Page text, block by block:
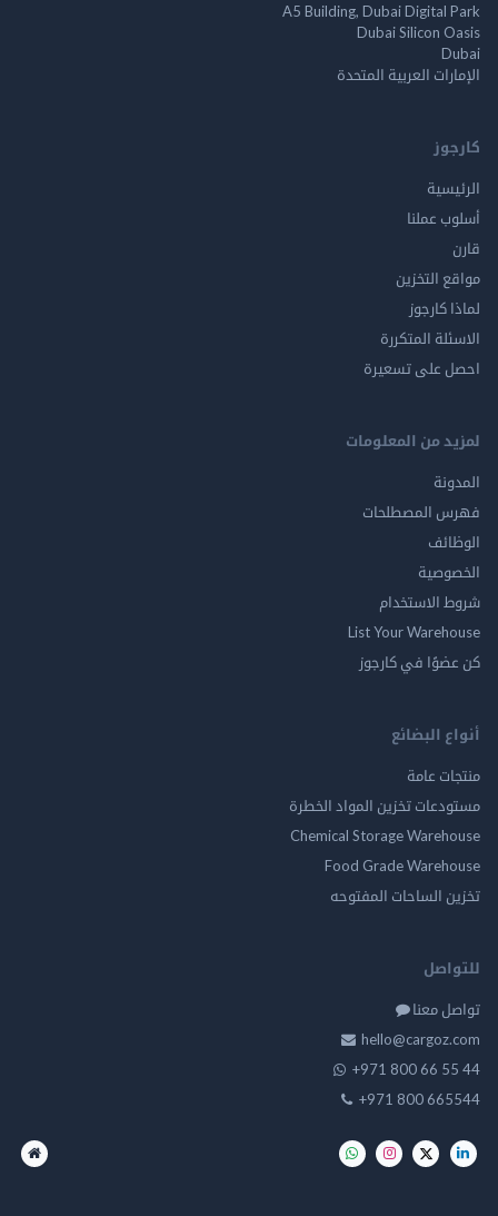
A5 Building, Dubai Digital Park
Dubai Silicon Oasis
Dubai
الإمارات العربية المتحدة
كارجوز
الرئيسية
أسلوب عملنا
قارن
مواقع التخزين
لماذا كارجوز
الاسئلة المتكررة
احصل على تسعيرة
لمزيد من المعلومات
المدونة
فهرس المصطلحات
الوظائف
الخصوصية
شروط الاستخدام
List Your Warehouse
كن عضوًا في كارجوز
أنواع البضائع
منتجات عامة
مستودعات تخزين المواد الخطرة
Chemical Storage Warehouse
Food Grade Warehouse
تخزين الساحات المفتوحه
للتواصل
تواصل معنا
hello@cargoz.com
+971 800 66 55 44
+971 800 665544